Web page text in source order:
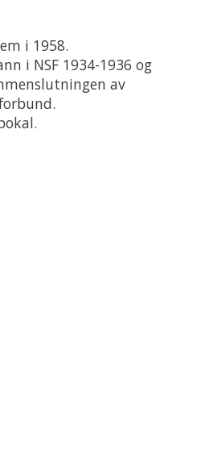
i 1958.
i NSF 1934-1936 og
av